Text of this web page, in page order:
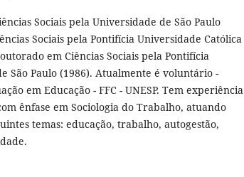
Sociais pela Universidade de São Paulo
Sociais pela Pontifícia Universidade Católica
em Ciências Sociais pela Pontifícia
São Paulo (1986). Atualmente é voluntário -
em Educação - FFC - UNESP. Tem experiência
ênfase em Sociologia do Trabalho, atuando
temas: educação, trabalho, autogestão,